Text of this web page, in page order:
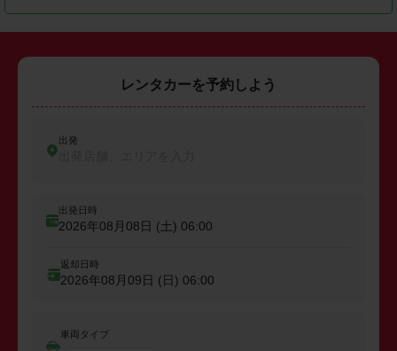
レンタカーを予約しよう
出発
出発日時
2026年08月08日 (土) 06:00
返却日時
2026年08月09日 (日) 06:00
車両タイプ